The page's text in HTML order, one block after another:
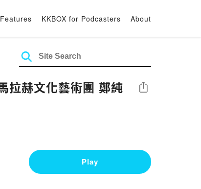
Features KKBOX for Podcasters About
拉赫文化藝術團 鄭純
Share
Play